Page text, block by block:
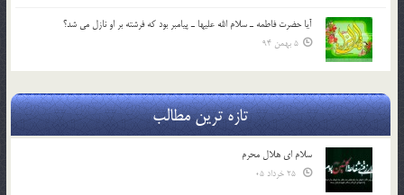
آيا حضرت فاطمه ـ سلام الله عليها ـ پيامبر بود كه فرشته بر او نازل مي شد؟
5 بهمن 94
تازه ترین مطالب
سلام ای هلال محرم